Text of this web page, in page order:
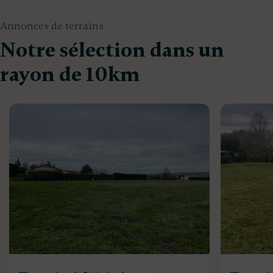
Annonces de terrains
Notre sélection dans un
rayon de 10km